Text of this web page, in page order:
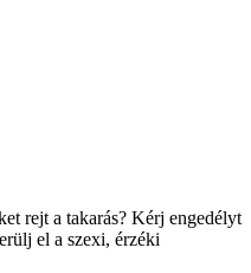
rejt a takarás? Kérj engedélyt
el a szexi, érzéki